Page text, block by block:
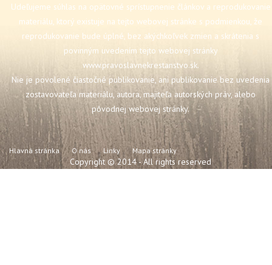
Udeľujeme súhlas na opätovné sprístupnenie článkov a reprodukovanie
materiálu, ktorý existuje na tejto webovej stránke s podmienkou, že
reprodukovanie bude úplné, bez akýchkoľvek zmien a skrátenia s
povinným uvedením tejto webovej stránky
www.pravoslavnekrestanstvo.sk.
Nie je povolené čiastočné publikovanie, ani publikovanie bez uvedenia
zostavovateľa materiálu, autora, majiteľa autorských práv, alebo
pôvodnej webovej stránky.
Hlavná stránka O nás Linky Mapa stránky
Copyright © 2014 - All rights reserved